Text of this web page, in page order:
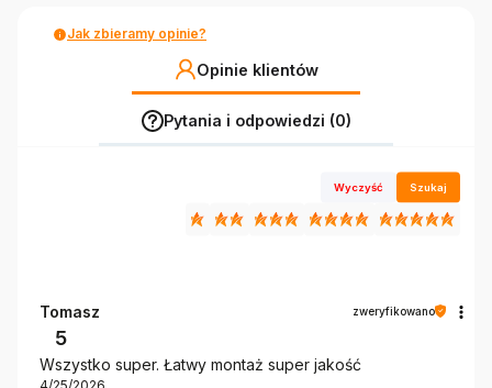
Jak zbieramy opinie?
Opinie klientów
Pytania i odpowiedzi (0)
Wyczyść Szukaj
Tomasz zweryfikowano
5
Wszystko super. Łatwy montaż super jakość